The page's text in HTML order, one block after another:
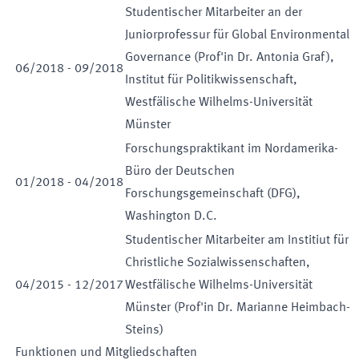
06/2018 - 09/2018
Studentischer Mitarbeiter an der
Juniorprofessur für Global Environmental
Governance (Prof'in Dr. Antonia Graf),
Institut für Politikwissenschaft,
Westfälische Wilhelms-Universität
Münster
01/2018 - 04/2018
Forschungspraktikant im Nordamerika-
Büro der Deutschen
Forschungsgemeinschaft (DFG),
Washington D.C.
04/2015 - 12/2017
Studentischer Mitarbeiter am Institiut für
Christliche Sozialwissenschaften,
Westfälische Wilhelms-Universität
Münster (Prof'in Dr. Marianne Heimbach-
Steins)
Funktionen und Mitgliedschaften